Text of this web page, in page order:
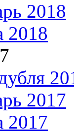
2018
2018
2017
2017